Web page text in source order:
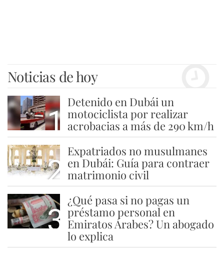
Noticias de hoy
1
Detenido en Dubái un
motociclista por realizar
acrobacias a más de 290 km/h
2
Expatriados no musulmanes
en Dubái: Guía para contraer
matrimonio civil
3
¿Qué pasa si no pagas un
préstamo personal en
Emiratos Árabes? Un abogado
lo explica